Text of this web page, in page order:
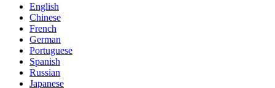
English
Chinese
French
German
Portuguese
Spanish
Russian
Japanese